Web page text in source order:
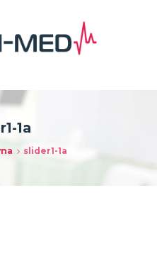
1a
slider1-1a